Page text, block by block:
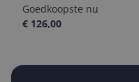
Goedkoopste nu
€ 126,00